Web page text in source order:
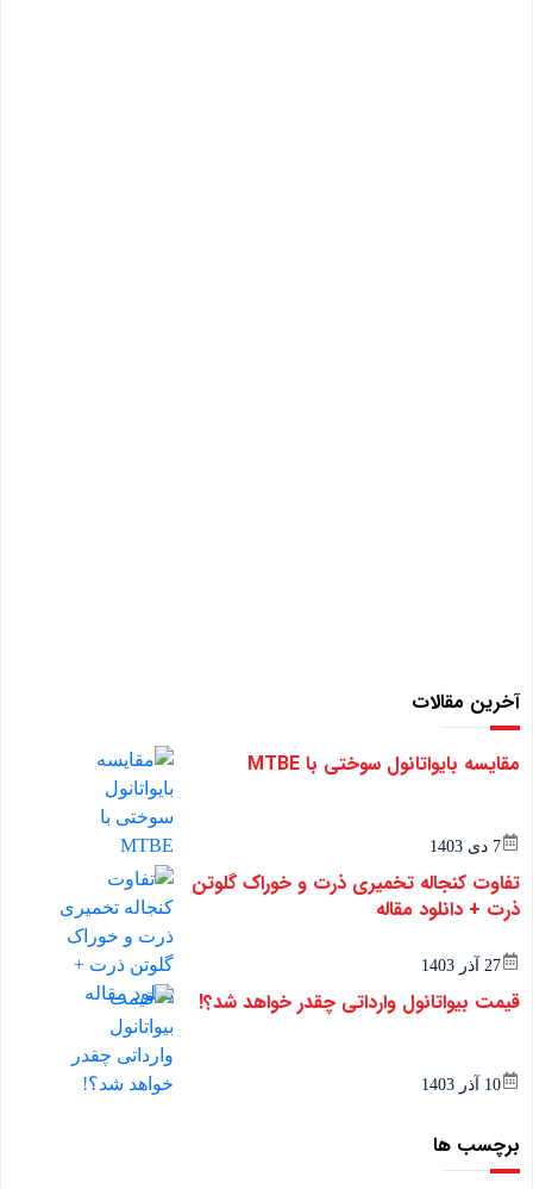
آخرین مقالات
مقایسه بایواتانول سوختی با MTBE
7 دی 1403
تفاوت کنجاله تخمیری ذرت و خوراک گلوتن
ذرت + دانلود مقاله
27 آذر 1403
قیمت بیواتانول وارداتی چقدر خواهد شد؟!
10 آذر 1403
برچسب ها